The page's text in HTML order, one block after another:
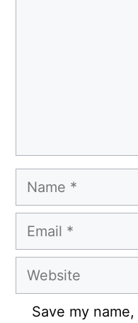
Name
Email
Website
Save my